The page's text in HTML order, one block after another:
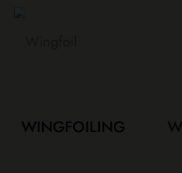
WINGFOILING